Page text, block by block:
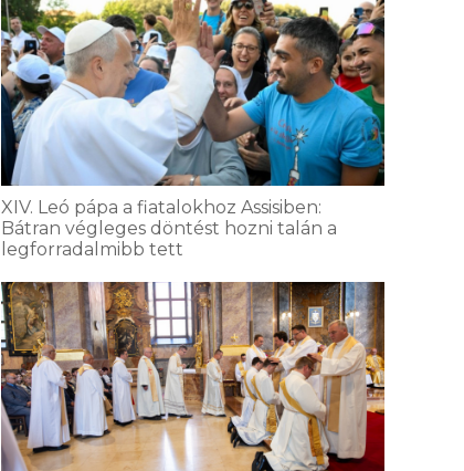
XIV. Leó pápa a fiatalokhoz Assisiben:
Bátran végleges döntést hozni talán a
legforradalmibb tett